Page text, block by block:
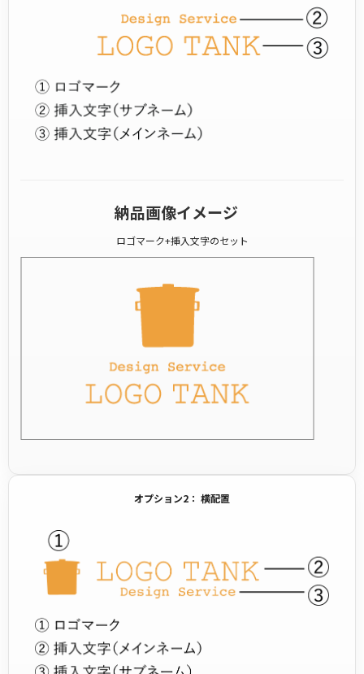
納品画像イメージ
ロゴマーク+挿入文字のセット
オプション2： 横配置